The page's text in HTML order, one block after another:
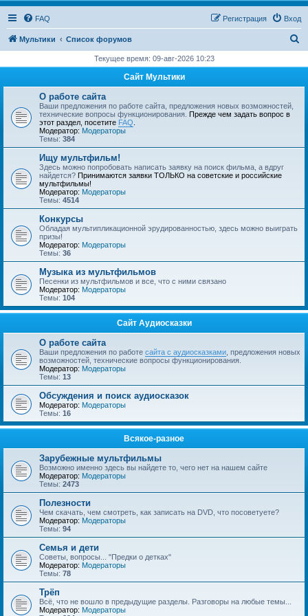
FAQ Вход
Регистрация
Мультики Список форумов
с
Текущее время: 09-авг-2026 10:23
Сайт Мультики
О работе сайта
Ваши предложения по работе сайта, предложения новых возможностей,
технические вопросы функционирования. Прежде чем задать вопрос в
этот раздел, посетите FAQ
Модератор: Модераторы
Темы: 384
Ищу мультфильм!
Здесь можно попробовать написать заявку на поиск фильма, а вдруг
найдется? Принимаются заявки ТОЛЬКО на советские и российские
мультфильмы!
Модератор: Модераторы
Темы: 4514
Конкурсы
Обладая мультипликационной эрудированностью, здесь можно выиграть
призы!
Модератор: Модераторы
Темы: 36
Музыка из мультфильмов
Песенки из мультфильмов и все, что с ними связано
Модератор: Модераторы
Темы: 104
Сайт Аудиосказки
О работе сайта
Ваши предложения по работе сайта с аудиосказками , предложения новых
возможностей, технические вопросы функционирования.
Модератор: Модераторы
Темы: 13
Обсуждения и поиск аудиосказок
Модератор: Модераторы
Темы: 16
Всякое-разное
Зарубежные мультфильмы
Возможно именно здесь вы найдете то, чего нет на нашем сайте
Модератор: Модераторы
Темы: 2473
Полезности
Чем скачать, чем смотреть, как записать на DVD, что посоветуете?
Модератор: Модераторы
Темы: 94
Семья и дети
Советы, вопросы... "Предки о детках"
Модератор: Модераторы
Темы: 78
Трёп
Всё, что не вошло в предыдущие разделы. Разговоры на любые темы...
Модератор: Модераторы